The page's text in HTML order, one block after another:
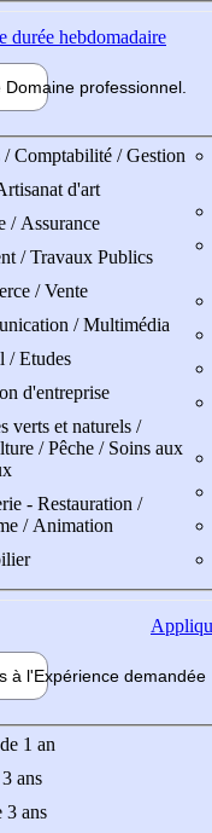
durée hebdomadaire
Domaine professionnel
/ Comptabilité / Gestion
d'art
/ Assurance
/ Travaux Publics
/ Vente
/ Multimédia
/ Etudes
d'entreprise
verts et naturels /
/ Pêche / Soins aux
- Restauration /
/ Animation
à l'Expérience demandée
1 an
ans
3 ans